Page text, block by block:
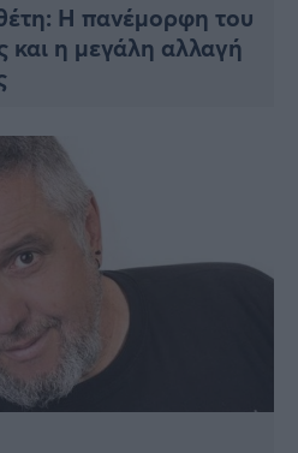
Η πανέμορφη του